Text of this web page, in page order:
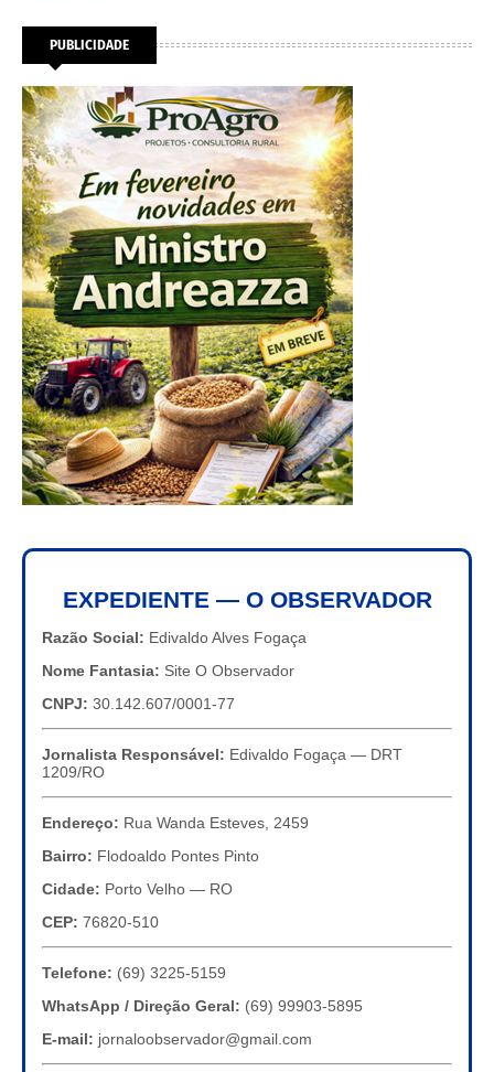
PUBLICIDADE
EXPEDIENTE — O OBSERVADOR
Razão Social: Edivaldo Alves Fogaça
Nome Fantasia: Site O Observador
CNPJ: 30.142.607/0001-77
Jornalista Responsável: Edivaldo Fogaça — DRT
1209/RO
Endereço: Rua Wanda Esteves, 2459
Bairro: Flodoaldo Pontes Pinto
Cidade: Porto Velho — RO
CEP: 76820-510
Telefone: (69) 3225-5159
WhatsApp / Direção Geral: (69) 99903-5895
E-mail: jornaloobservador@gmail.com